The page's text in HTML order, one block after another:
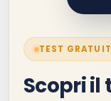
TEST
Scopri il